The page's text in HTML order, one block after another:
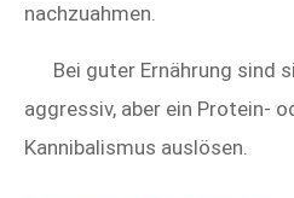
nachzuahmen.
Bei guter Ernährung sind
aggressiv, aber ein Protein-
Kannibalismus auslösen.